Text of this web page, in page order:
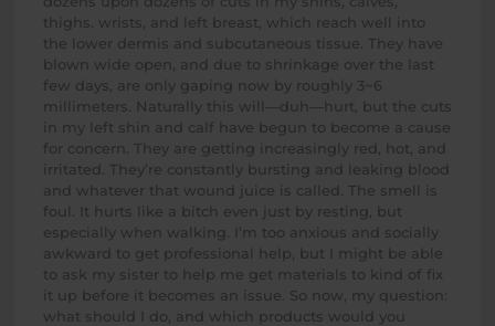
thighs. wrists, and left breast, which reach well into
the lower dermis and subcutaneous tissue. They have
blown wide open, and due to shrinkage over the last
few days, are only gaping now by roughly 3~6
millimeters. Naturally this will—duh—hurt, but the cuts
in my left shin and calf have begun to become a cause
for concern. They are getting increasingly red, hot, and
irritated. They’re constantly bursting and leaking blood
and whatever that wound juice is called. The smell is
foul. It hurts like a bitch even just by resting, but
especially when walking. I’m too anxious and socially
awkward to get professional help, but I might be able
to ask my sister to help me get materials to kind of fix
it up before it becomes an issue. So now, my question:
what should I do, and which products would you